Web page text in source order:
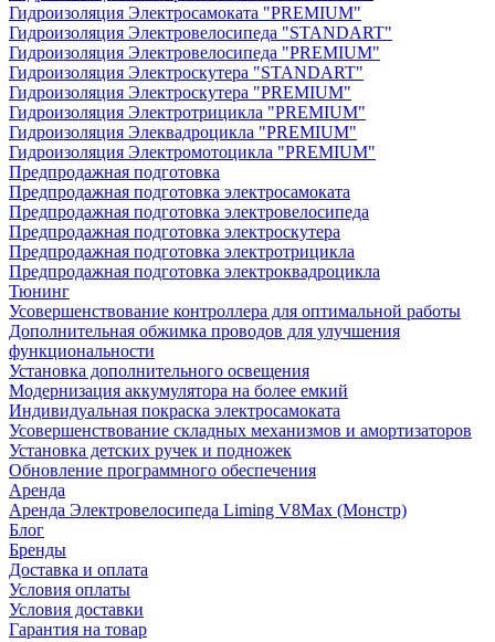
Гидроизоляция Электросамоката "PREMIUM"
Гидроизоляция Электровелосипеда "STANDART"
Гидроизоляция Электровелосипеда "PREMIUM"
Гидроизоляция Электроскутера "STANDART"
Гидроизоляция Электроскутера "PREMIUM"
Гидроизоляция Электротрицикла "PREMIUM"
Гидроизоляция Элеквадроцикла "PREMIUM"
Гидроизоляция Электромотоцикла "PREMIUM"
Предпродажная подготовка
Предпродажная подготовка электросамоката
Предпродажная подготовка электровелосипеда
Предпродажная подготовка электроскутера
Предпродажная подготовка электротрицикла
Предпродажная подготовка электроквадроцикла
Тюнинг
Усовершенствование контроллера для оптимальной работы
Дополнительная обжимка проводов для улучшения
функциональности
Установка дополнительного освещения
Модернизация аккумулятора на более емкий
Индивидуальная покраска электросамоката
Усовершенствование складных механизмов и амортизаторов
Установка детских ручек и подножек
Обновление программного обеспечения
Аренда
Аренда Электровелосипеда Liming V8Max (Монстр)
Блог
Бренды
Доставка и оплата
Условия оплаты
Условия доставки
Гарантия на товар